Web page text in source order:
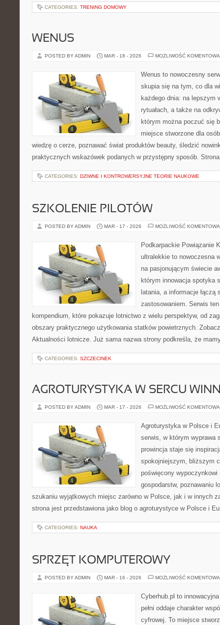
CATEGORIES: TRENING DOMOWY
WENUS
POSTED BY ADMIN MAR - 18 - 2026 MOŻLIWOŚĆ
Wenus to nowoczesny
skupia się na tym, co dla
każdego dnia: na lepszym
rytuałach, a także na
którym można poczuć się
miejsce stworzone dla
wiedzę o cerze, poznawać świat produktów beauty, śledzić
praktycznych wskazówek podanych w przystępny sposób.
CATEGORIES: DZIWNE I KONTROWERSYJNE TEORIE NAUKOWE
SZKOLENIE PILOTÓW
POSTED BY ADMIN MAR - 17 - 2026 MOŻLIWOŚĆ
Podkarpackie Powiązanie
ultralekkie to nowoczesna
na pasjonującym świecie
którym innowacja spotyka
latania, a informacje
zastosowaniem. Serwis
kompendium, które pokazuje lotnictwo z wielu perspektyw, od
obszary praktycznego użytkowania statków powietrznych.
Aktualności lotnicze. Już sama nazwa strony podkreśla, że
CATEGORIES: SZCZECINEK
AGROTURYSTYKA W SERCU
POSTED BY ADMIN MAR - 17 - 2026 MOŻLIWOŚĆ
Agroturystyka w Polsce i
serwis, w którym wyprawa
prowincja staje się
spokojniejszym, bliższym
poświęcony wypoczynkowi
gospodarstw, poznawaniu
szukaniu wyjątkowych miejsc zarówno w Polsce, jak i w innych
strona jest przedstawiona jako blog o agroturystyce w Polsce i
CATEGORIES: NAUKA
SPRZĘT KOMPUTEROWY
POSTED BY ADMIN MAR - 16 - 2026 MOŻLIWOŚĆ
Cyberhub.pl to
pełni oddaje charakter
cyfrowej. To miejsce